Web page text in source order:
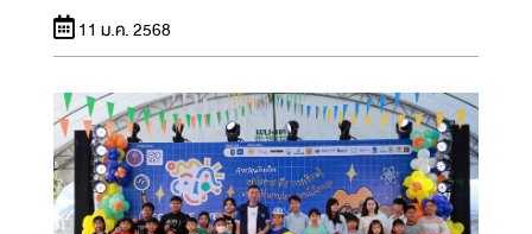
11 ม.ค. 2568